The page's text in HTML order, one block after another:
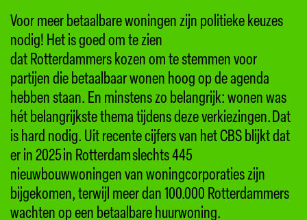
Voor meer betaalbare woningen zijn politieke keuzes
nodig! Het is goed om te zien
dat Rotterdammers kozen om te stemmen voor
partijen die betaalbaar wonen hoog op de agenda
hebben staan. En minstens zo belangrijk: wonen was
hét belangrijkste thema tijdens deze verkiezingen. Dat
is hard nodig. Uit recente cijfers van het CBS blijkt dat
er in 2025 in Rotterdam slechts 445
nieuwbouwwoningen van woningcorporaties zijn
bijgekomen, terwijl meer dan 100.000 Rotterdammers
wachten op een betaalbare huurwoning.